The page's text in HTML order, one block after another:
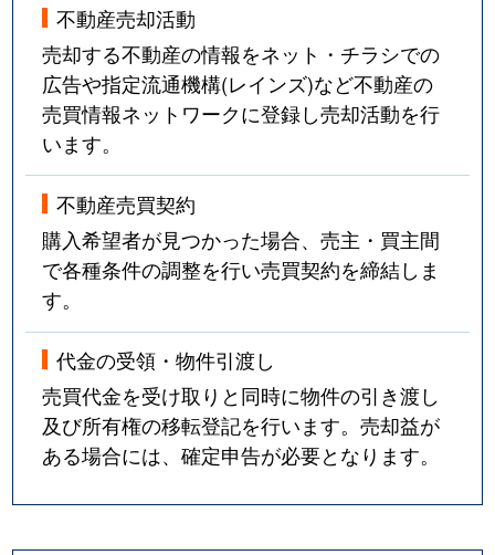
不動産売却活動
売却する不動産の情報をネット・チラシでの
広告や指定流通機構(レインズ)など不動産の
売買情報ネットワークに登録し売却活動を行
います。
不動産売買契約
購入希望者が見つかった場合、売主・買主間
で各種条件の調整を行い売買契約を締結しま
す。
代金の受領・物件引渡し
売買代金を受け取りと同時に物件の引き渡し
及び所有権の移転登記を行います。売却益が
ある場合には、確定申告が必要となります。